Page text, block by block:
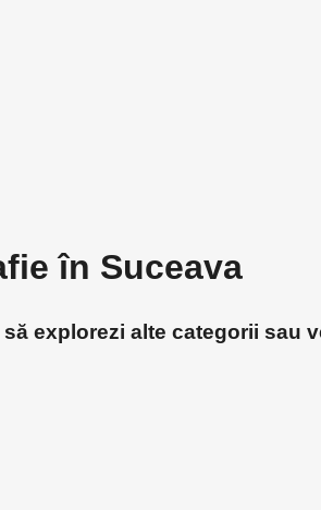
în Suceava
explorezi alte categorii sau